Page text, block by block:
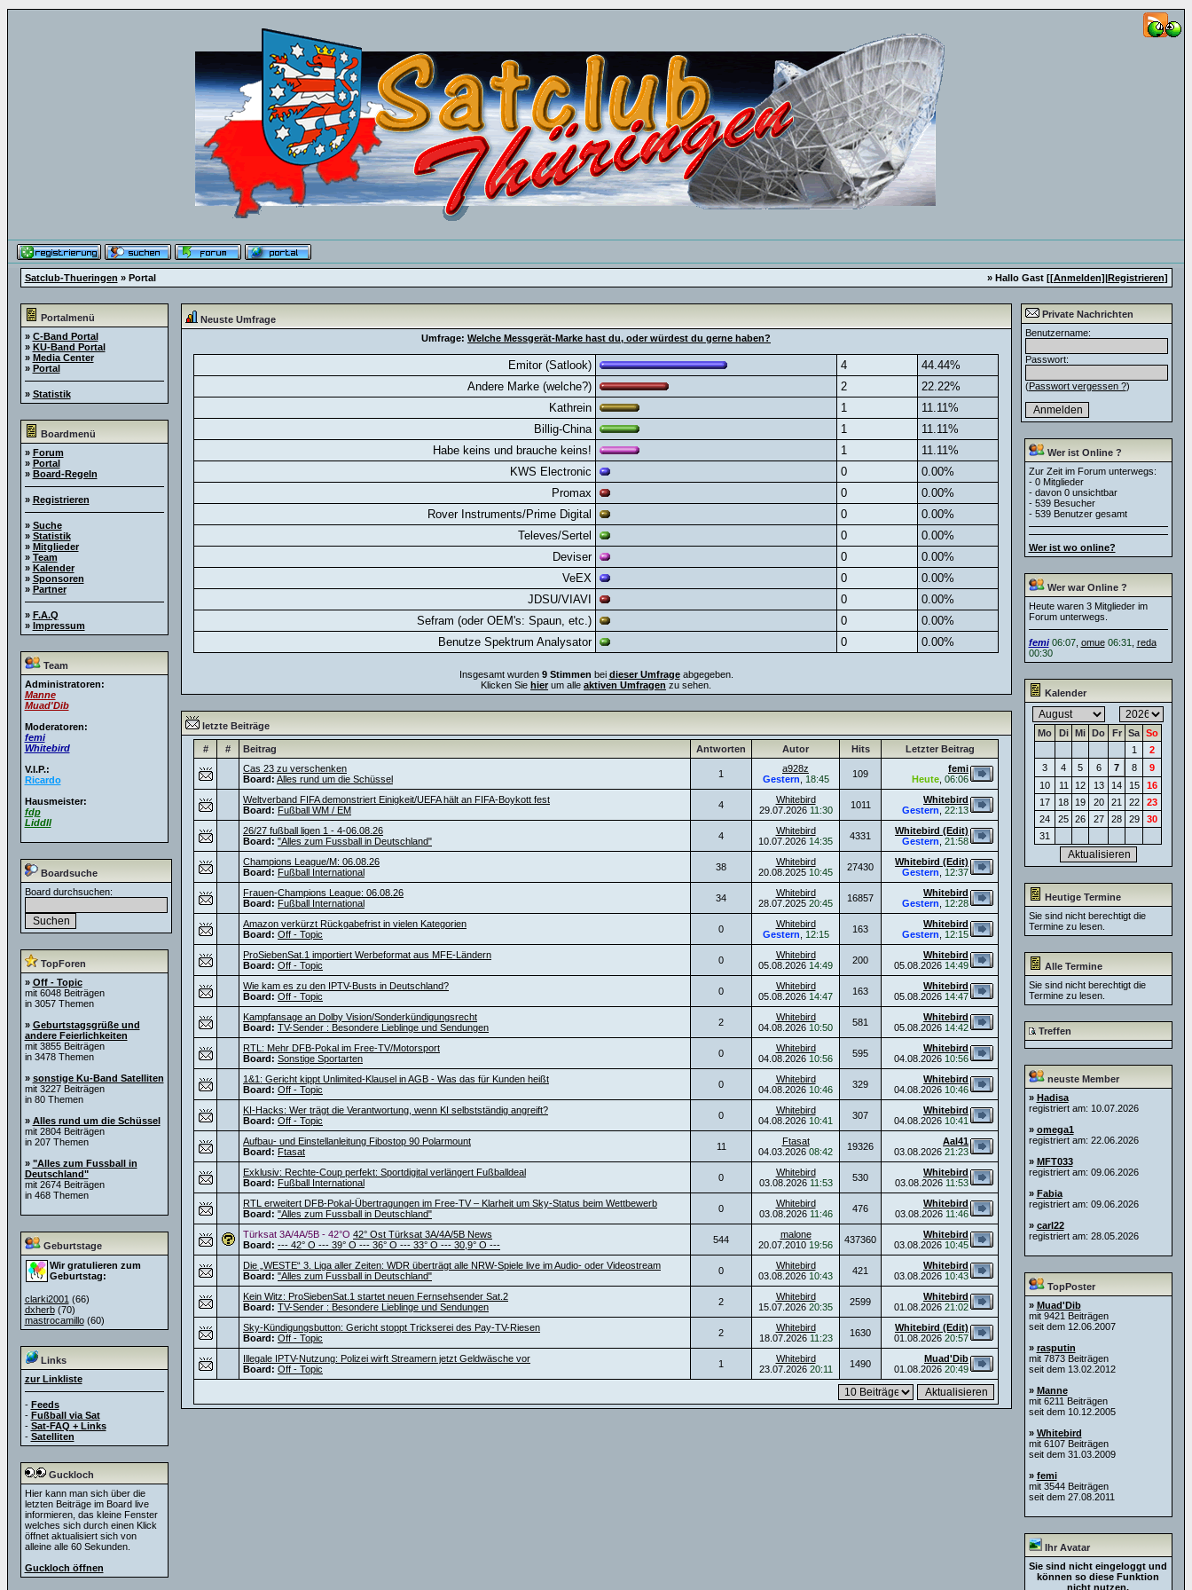
Satclub-Thueringen » Portal » Hallo Gast [[Anmelden]|Registrieren]
Portalmenü
» C-Band Portal
» KU-Band Portal
» Media Center
» Portal
» Statistik
Boardmenü
» Forum
» Portal
» Board-Regeln
» Registrieren
» Suche
» Statistik
» Mitglieder
» Team
» Kalender
» Sponsoren
» Partner
» F.A.Q
» Impressum
Team
Administratoren:
Manne
Muad'Dib
Moderatoren:
femi
Whitebird
V.I.P.:
Ricardo
Hausmeister:
fdp
Liddll
Boardsuche
Board durchsuchen:
TopForen
» Off - Topic
mit 6048 Beiträgen
in 3057 Themen
» Geburtstagsgrüße und
andere Feierlichkeiten
mit 3855 Beiträgen
in 3478 Themen
» sonstige Ku-Band Satelliten
mit 3227 Beiträgen
in 80 Themen
» Alles rund um die Schüssel
mit 2804 Beiträgen
in 207 Themen
» "Alles zum Fussball in
Deutschland"
mit 2674 Beiträgen
in 468 Themen
Geburtstage
Wir gratulieren zum
Geburtstag:
clarki2001 (66)
dxherb(70)
mastrocamillo(60)
Links
zur Linkliste
- Feeds
- Fußball via Sat
- Sat-FAQ + Links
- Satelliten
Guckloch
Hier kann man sich über die
letzten Beiträge im Board live
informieren, das kleine Fenster
welches sich durch einen Klick
öffnet aktualisiert sich von
alleine alle 60 Sekunden.
Guckloch öffnen
Neuste Umfrage
Umfrage: Welche Messgerät-Marke hast du, oder würdest du gerne haben?
Emitor (Satlook) 4
44.44%
Andere Marke (welche?)
2
22.22%
Kathrein
1
11.11%
Billig-China
1
11.11%
Habe keins und brauche keins!
1
11.11%
KWS Electronic
0
0.00%
Promax
0
0.00%
Rover Instruments/Prime Digital
0
0.00%
Televes/Sertel
0
0.00%
Deviser
0
0.00%
VeEX
0
0.00%
JDSU/VIAVI
0
0.00%
Sefram (oder OEM's: Spaun, etc.)
0
0.00%
Benutze Spektrum Analysator
0 0.00%
Insgesamt wurden 9 Stimmen bei dieser Umfrageabgegeben.
Klicken Sie hier um alle aktiven Umfragen zu sehen.
letzte Beiträge
# # Beitrag Antworten Autor Hits
Letzter Beitrag
Cas 23 zu verschenken
Board: Alles rund um die Schüssel 1
a928z
Gestern
18:45 109
femi
Heute 06:06
Weltverband FIFA demonstriert Einigkeit/UEFA hält an FIFA-Boykott fest
Board: Fußball WM / EM 4
Whitebird
29.07.2026 11:30 1011
Whitebird
Gestern 22:13
26/27 fußball ligen 1 - 4-06.08.26
Board: "Alles zum Fussball in Deutschland" 4
Whitebird
10.07.2026 14:35 4331
Whitebird (Edit)
Gestern 21:58
Champions League/M: 06.08.26
Board: Fußball International 38
Whitebird
20.08.2025 10:45 27430
Whitebird (Edit)
Gestern
12:37
Frauen-Champions League: 06.08.26
Board: Fußball International 34
Whitebird
28.07.2025 20:45 16857
Whitebird
Gestern
12:28
Amazon verkürzt Rückgabefrist in vielen Kategorien
Board: Off - Topic 0
Whitebird
Gestern
12:15 163
Whitebird
Gestern
12:15
ProSiebenSat.1 importiert Werbeformat aus MFE-Ländern
Board: Off - Topic 0
Whitebird
05.08.2026 14:49 200
Whitebird
05.08.2026 14:49
Wie kam es zu den IPTV-Busts in Deutschland?
Board: Off - Topic 0
Whitebird
05.08.2026 14:47 163
Whitebird
05.08.2026 14:47
Kampfansage an Dolby Vision/Sonderkündigungsrecht
Board: TV-Sender : Besondere Lieblinge und Sendungen 2
Whitebird
04.08.2026 10:50 581
Whitebird
05.08.2026 14:42
RTL: Mehr DFB-Pokal im Free-TV/Motorsport
Board: Sonstige Sportarten 0
Whitebird
04.08.2026 10:56 595
Whitebird
04.08.2026 10:56
1&1: Gericht kippt Unlimited-Klausel in AGB - Was das für Kunden heißt
Board: Off - Topic 0
Whitebird
04.08.2026 10:46 329
Whitebird
04.08.2026 10:46
KI-Hacks: Wer trägt die Verantwortung, wenn KI selbstständig angreift?
Board: Off - Topic 0
Whitebird
04.08.2026 10:41 307
Whitebird
04.08.2026 10:41
Aufbau- und Einstellanleitung Fibostop 90 Polarmount
Board: Ftasat 11
Ftasat
04.03.2026 08:42 19326
Aal41
03.08.2026 21:23
Exklusiv: Rechte-Coup perfekt: Sportdigital verlängert Fußballdeal
Board: Fußball International 0
Whitebird
03.08.2026 11:53 530
Whitebird
03.08.2026 11:53
RTL erweitert DFB-Pokal-Übertragungen im Free-TV – Klarheit um Sky-Status beim Wettbewerb
Board: "Alles zum Fussball in Deutschland" 0
Whitebird
03.08.2026 11:46 476
Whitebird
03.08.2026 11:46
Türksat 3A/4A/5B - 42°O 42° Ost Türksat 3A/4A/5B News
Board: --- 42° O --- 39° O --- 36° O --- 33° O --- 30,9° O --- 544
malone
20.07.2010 19:56 437360
Whitebird
03.08.2026 10:45
Die „WESTE“ 3. Liga aller Zeiten: WDR überträgt alle NRW-Spiele live im Audio- oder Videostream
Board: "Alles zum Fussball in Deutschland" 0
Whitebird
03.08.2026 10:43 421
Whitebird
03.08.2026 10:43
Kein Witz: ProSiebenSat.1 startet neuen Fernsehsender Sat.2
Board: TV-Sender : Besondere Lieblinge und Sendungen 2
Whitebird
15.07.2026 20:35 2599
Whitebird
01.08.2026 21:02
Sky-Kündigungsbutton: Gericht stoppt Trickserei des Pay-TV-Riesen
Board: Off - Topic 2
Whitebird
18.07.2026 11:23 1630
Whitebird (Edit)
01.08.2026 20:57
Illegale IPTV-Nutzung: Polizei wirft Streamern jetzt Geldwäsche vor
Board: Off - Topic 1
Whitebird
23.07.2026 20:11 1490
Muad'Dib
01.08.2026 20:49
Private Nachrichten
Benutzername:
Passwort:
(Passwort vergessen ?)
Wer ist Online ?
Zur Zeit im Forum unterwegs:
- 0 Mitglieder
- davon 0 unsichtbar
- 539 Besucher
- 539 Benutzer gesamt
Wer ist wo online?
Wer war Online ?
Heute waren 3 Mitglieder im
Forum unterwegs.
femi 06:07, omue 06:31
reda
00:30
Kalender
Mo Di Mi Do Fr Sa So
1
2
3
4 5 6 7 8
9
10
11 12 13 14 15
16
17
18 19 20 21 22
23
24
25 26 27 28 29
30
31
Heutige Termine
Sie sind nicht berechtigt die
Termine zu lesen.
Alle Termine
Sie sind nicht berechtigt die
Termine zu lesen.
Treffen
neuste Member
» Hadisa
registriert am: 10.07.2026
» omega1
registriert am: 22.06.2026
» MFT033
registriert am: 09.06.2026
» Fabia
registriert am: 09.06.2026
» carl22
registriert am: 28.05.2026
TopPoster
» Muad'Dib
mit 9421 Beiträgen
seit dem 12.06.2007
» rasputin
mit 7873 Beiträgen
seit dem 13.02.2012
» Manne
mit 6211 Beiträgen
seit dem 10.12.2005
» Whitebird
mit 6107 Beiträgen
seit dem 31.03.2009
» femi
mit 3544 Beiträgen
seit dem 27.08.2011
Ihr Avatar
Sie sind nicht eingeloggt und
können so diese Funktion
nicht nutzen.